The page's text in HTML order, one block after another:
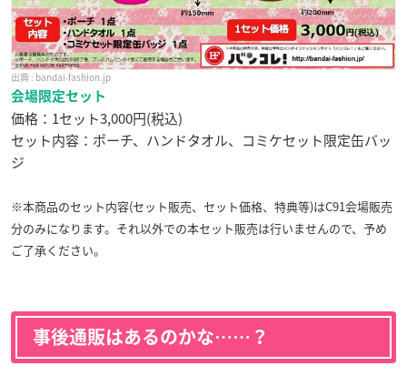
bandai-fashion.jp
会場限定セット
価格：1セット3,000円(税込)
セット内容：ポーチ、ハンドタオル、コミケセット限定缶バッ
ジ
※本商品のセット内容(セット販売、セット価格、特典等)はC91会場販売
分のみになります。それ以外での本セット販売は行いませんので、予め
ご了承ください。
事後通販はあるのかな……？